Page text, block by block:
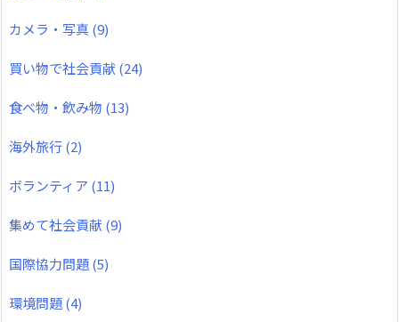
カメラ・写真(9)
買い物で社会貢献 (24)
食べ物・飲み物 (13)
海外旅行(2)
ボランティア (11)
集めて社会貢献 (9)
国際協力問題(5)
環境問題(4)